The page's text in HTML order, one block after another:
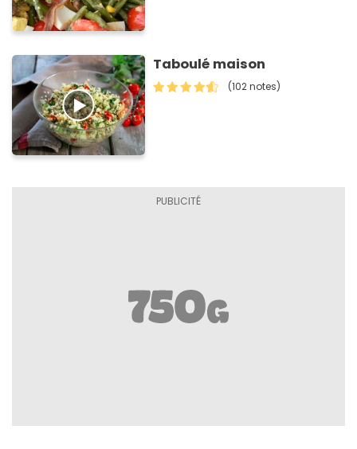
Taboulé maison
(102 notes)